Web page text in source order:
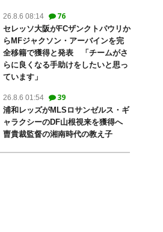
26.8.6 08:14 76
セレッソ大阪がFCザンクトパウリか
らMFジャクソン・アーバインを完
全移籍で獲得と発表 「チームがさ
らに良くなる手助けをしたいと思っ
ています」
26.8.6 01:54 39
浦和レッズがMLSロサンゼルス・ギ
ャラクシーのDF山根視来を獲得へ
曺貴裁監督の湘南時代の教え子